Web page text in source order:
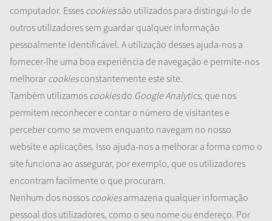
computador. Esses cookiessão utilizados para distingui-lo de
outros utilizadores sem guardar qualquer informação
pessoalmente identificável. A utilização desses ajuda-nos a
fornecer-lhe uma boa experiência de navegação e permite-nos
melhorar cookiesconstantemente este site.
Também utilizamos cookiesdo Google Analytics, que nos
permitem reconhecer e contar o número de visitantes e
perceber como se movem enquanto navegam no nosso
website e aplicações. Isso ajuda-nos a melhorar a forma como o
site funciona ao assegurar, por exemplo, que os utilizadores
encontram facilmente o que procuram.
Nenhum dos nossos cookiesarmazena qualquer informação
pessoal dos utilizadores, como o seu nome ou endereço. Por